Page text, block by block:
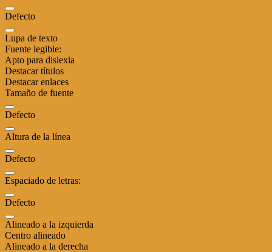
Defecto
Lupa de texto
Fuente legible:
Apto para dislexia
Destacar títulos
Destacar enlaces
Tamaño de fuente
Defecto
Altura de la línea
Defecto
Espaciado de letras:
Defecto
Alineado a la izquierda
Centro alineado
Alineado a la derecha